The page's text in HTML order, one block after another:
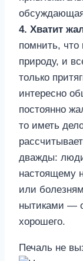
4. Хватит
помнить,
природу, и
только
интересно
постоянно
то иметь
дважды:
настоящему
или
нытиками —
хорошего.
Печаль не